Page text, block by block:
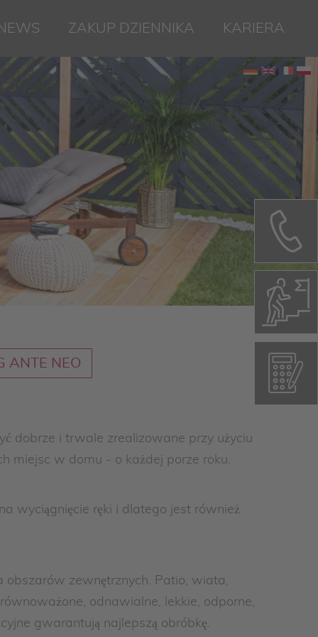
ZAKUP DZIENNIKA KARIERA
ANTE NEO
dobrze i trwale zrealizowane przy użyciu
miejsc w domu - o każdej porze roku.
wyciągnięcie ręki i dlatego jest również
zewnętrznych. Patio, wiata,
odnawialne, lekkie, odporne,
gwarantują najlepszą obróbkę.